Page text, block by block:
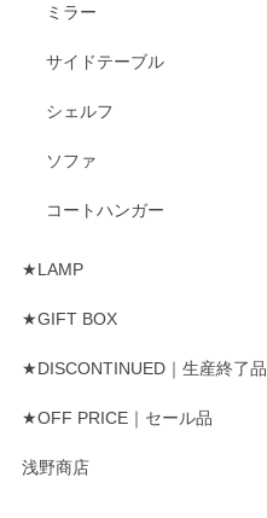
ミラー
サイドテーブル
シェルフ
ソファ
コートハンガー
★LAMP
★GIFT BOX
★DISCONTINUED｜生産終了品
★OFF PRICE｜セール品
浅野商店